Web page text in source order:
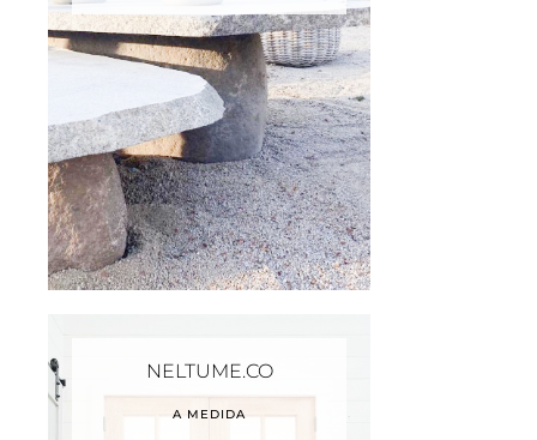
NELTUME.CO
A MEDIDA